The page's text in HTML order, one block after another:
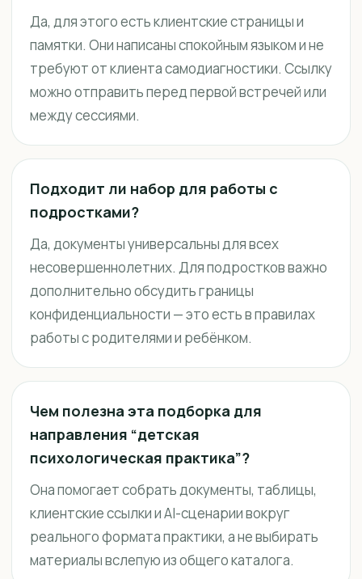
Да, для этого есть клиентские страницы и
памятки. Они написаны спокойным языком и не
требуют от клиента самодиагностики. Ссылку
можно отправить перед первой встречей или
между сессиями.
Подходит ли набор для работы с
подростками?
Да, документы универсальны для всех
несовершеннолетних. Для подростков важно
дополнительно обсудить границы
конфиденциальности — это есть в правилах
работы с родителями и ребёнком.
Чем полезна эта подборка для
направления “детская
психологическая практика”?
Она помогает собрать документы, таблицы,
клиентские ссылки и AI-сценарии вокруг
реального формата практики, а не выбирать
материалы вслепую из общего каталога.